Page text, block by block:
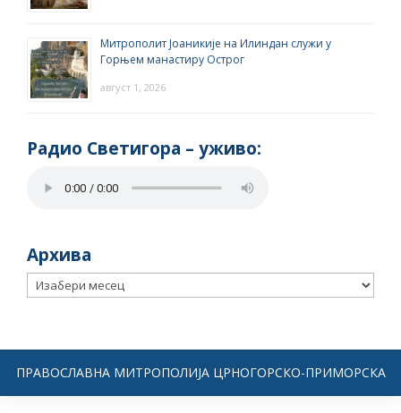
Митрополит Јоаникије на Илиндан служи у
Горњем манастиру Острог
август 1, 2026
Радио Светигора – yживо:
Архива
Архива
ПРАВОСЛАВНА МИТРОПОЛИЈА ЦРНОГОРСКО-ПРИМОРСКА